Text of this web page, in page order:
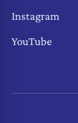
Instagram
YouTube